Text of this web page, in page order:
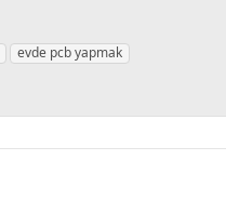
evde pcb yapmak